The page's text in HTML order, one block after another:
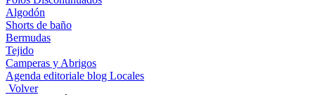
Algodón
Shorts de baño
Bermudas
Tejido
Camperas y Abrigos
Agenda editoriale blog Locales
Volver